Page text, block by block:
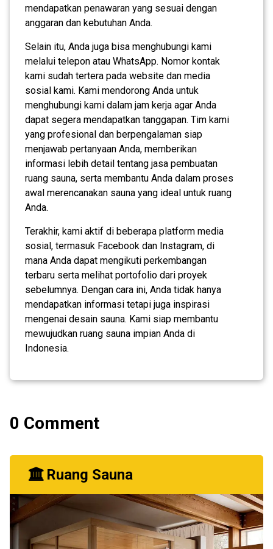
mendapatkan penawaran yang sesuai dengan
anggaran dan kebutuhan Anda.
Selain itu, Anda juga bisa menghubungi kami
melalui telepon atau WhatsApp. Nomor kontak
kami sudah tertera pada website dan media
sosial kami. Kami mendorong Anda untuk
menghubungi kami dalam jam kerja agar Anda
dapat segera mendapatkan tanggapan. Tim kami
yang profesional dan berpengalaman siap
menjawab pertanyaan Anda, memberikan
informasi lebih detail tentang jasa pembuatan
ruang sauna, serta membantu Anda dalam proses
awal merencanakan sauna yang ideal untuk ruang
Anda.
Terakhir, kami aktif di beberapa platform media
sosial, termasuk Facebook dan Instagram, di
mana Anda dapat mengikuti perkembangan
terbaru serta melihat portofolio dari proyek
sebelumnya. Dengan cara ini, Anda tidak hanya
mendapatkan informasi tetapi juga inspirasi
mengenai desain sauna. Kami siap membantu
mewujudkan ruang sauna impian Anda di
Indonesia.
0 Comment
Ruang Sauna